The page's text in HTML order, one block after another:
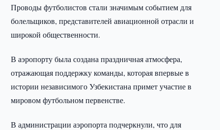
Проводы футболистов стали значимым событием для
болельщиков, представителей авиационной отрасли и
широкой общественности.
В аэропорту была создана праздничная атмосфера,
отражающая поддержку команды, которая впервые в
истории независимого Узбекистана примет участие в
мировом футбольном первенстве.
В администрации аэропорта подчеркнули, что для